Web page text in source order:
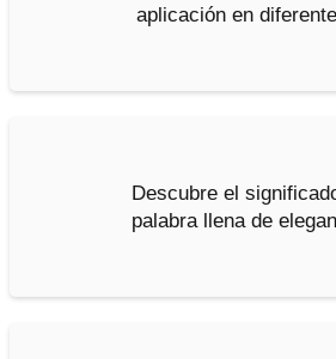
aplicación en
Descubre el
palabra llena de